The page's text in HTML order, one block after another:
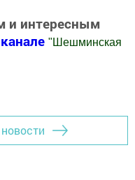
и интересным
" Шешминская